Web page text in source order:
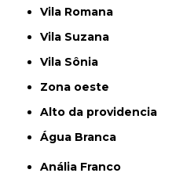
Vila Romana
Vila Suzana
Vila Sônia
Zona oeste
alto da providencia
Água Branca
Anália Franco